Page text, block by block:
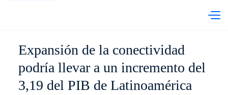
Expansión de la conectividad
podría llevar a un incremento del
3,19 del PIB de Latinoamérica